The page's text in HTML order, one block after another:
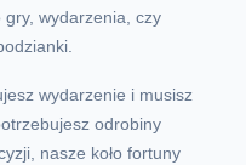
wydarzenia, czy
wydarzenie i musisz
odrobiny
nasze koło fortuny